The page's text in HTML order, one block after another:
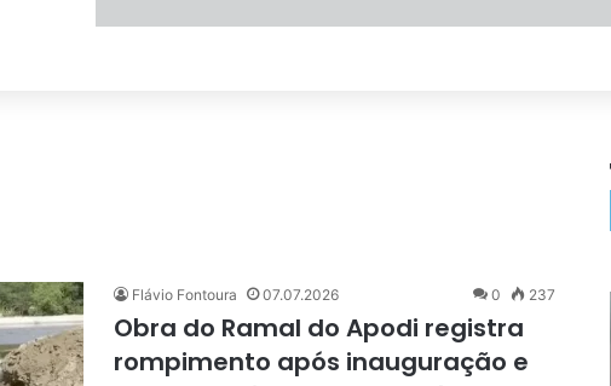
Flávio Fontoura 07.07.2026 0 237
Obra do Ramal do Apodi registra
rompimento após inauguração e